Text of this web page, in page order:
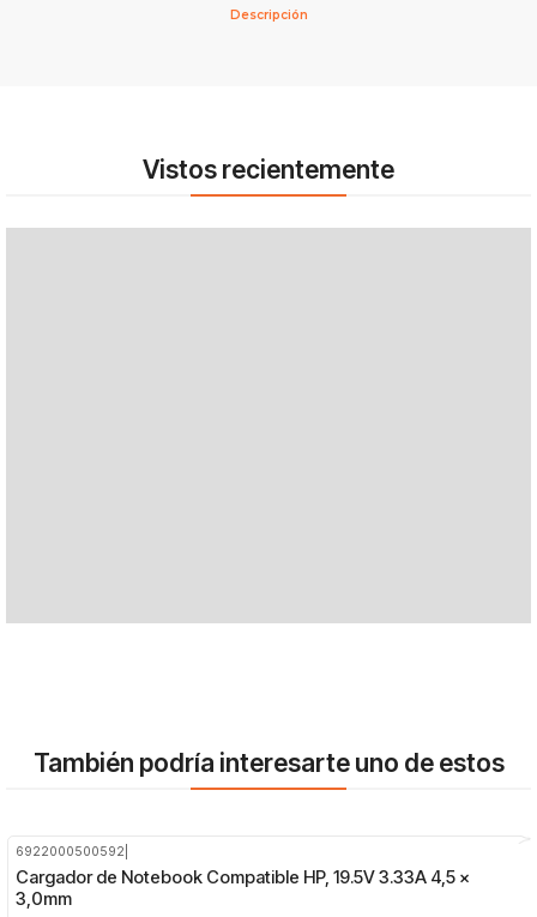
Descripción
Vistos recientemente
También podría interesarte uno de estos
6922000500592
Cargador de Notebook Compatible HP, 19.5V 3.33A 4,5 x
3,0mm